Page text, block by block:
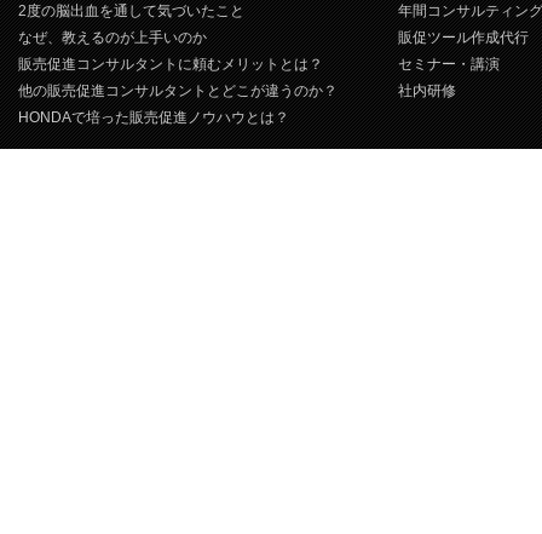
2度の脳出血を通して気づいたこと
なぜ、教えるのが上手いのか
販売促進コンサルタントに頼むメリットとは？
他の販売促進コンサルタントとどこが違うのか？
HONDAで培った販売促進ノウハウとは？
年間コンサルティング
販促ツール作成代行
セミナー・講演
社内研修